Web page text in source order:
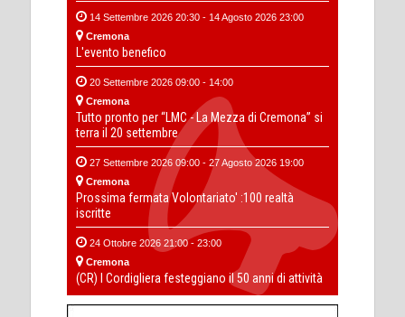
14 Settembre 2026 20:30 - 14 Agosto 2026 23:00
Cremona
L'evento benefico
20 Settembre 2026 09:00 - 14:00
Cremona
Tutto pronto per “LMC - La Mezza di Cremona” si
terra il 20 settembre
27 Settembre 2026 09:00 - 27 Agosto 2026 19:00
Cremona
Prossima fermata Volontariato' :100 realtà
iscritte
24 Ottobre 2026 21:00 - 23:00
Cremona
(CR) I Cordigliera festeggiano il 50 anni di attività